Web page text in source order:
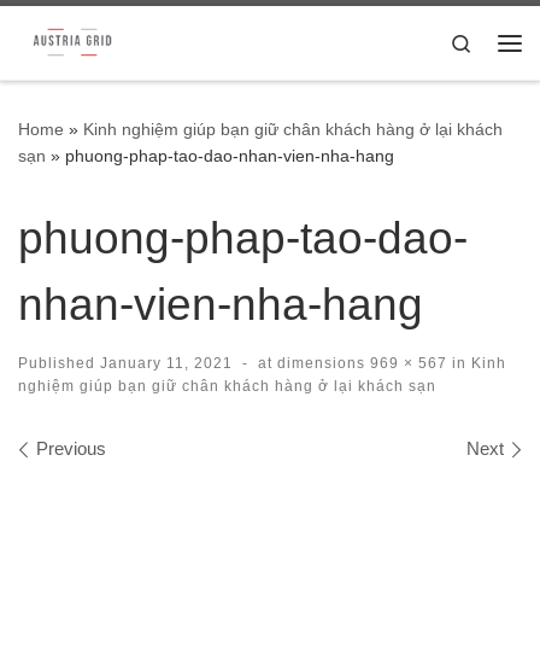
Skip to content
Search
Home » Kinh nghiệm giúp bạn giữ chân khách hàng ở lại khách
sạn » phuong-phap-tao-dao-nhan-vien-nha-hang
phuong-phap-tao-dao-
nhan-vien-nha-hang
Published January 11, 2021 - at dimensions 969 × 567 in Kinh
nghiệm giúp bạn giữ chân khách hàng ở lại khách sạn
Images navigation
Previous Next